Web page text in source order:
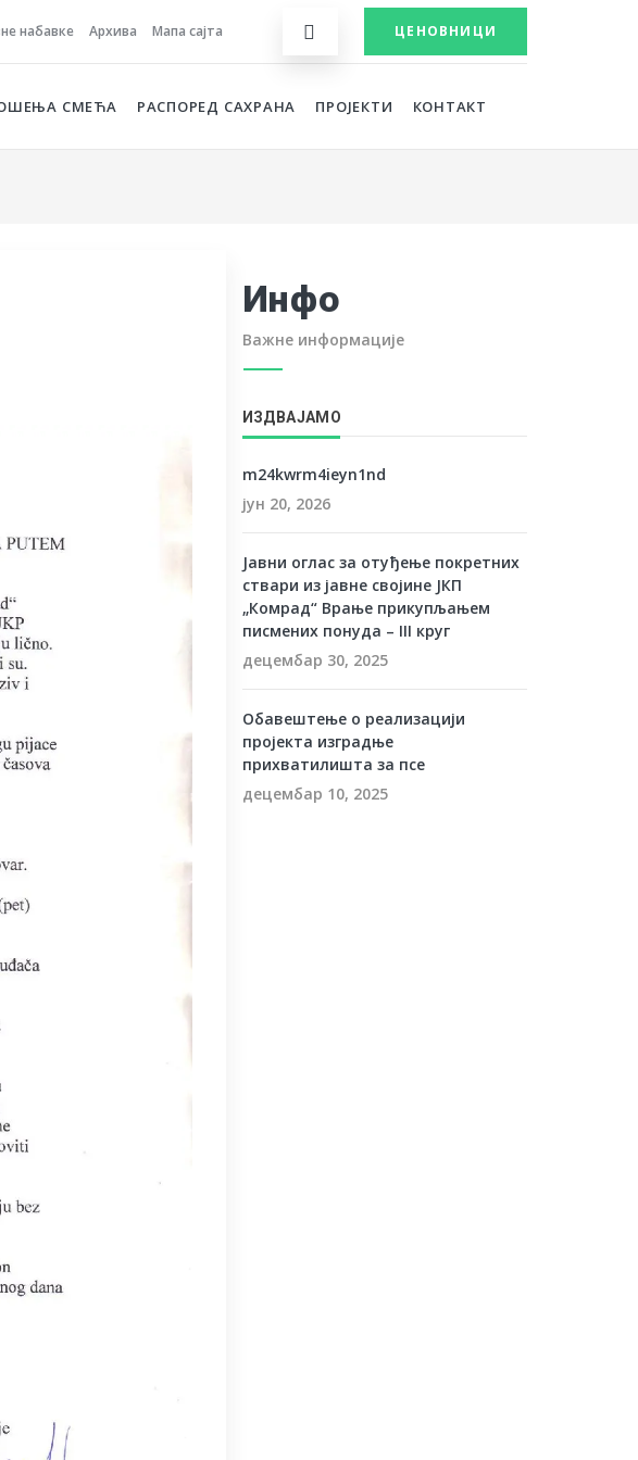
набавке Архива Мапа сајта ЦЕНОВНИЦИ
СМЕЋА РАСПОРЕД САХРАНА ПРОЈЕКТИ КОНТАКТ
Инфо
Важне информације
ИЗДВАЈАМО
m24kwrm4ieyn1nd
јун 20, 2026
Јавни оглас за отуђење покретних
ствари из јавне својине ЈКП
„Комрад“ Врање прикупљањем
писмених понуда – III круг
децембар 30, 2025
Обавештење о реализацији
пројекта изградње
прихватилишта за псе
децембар 10, 2025